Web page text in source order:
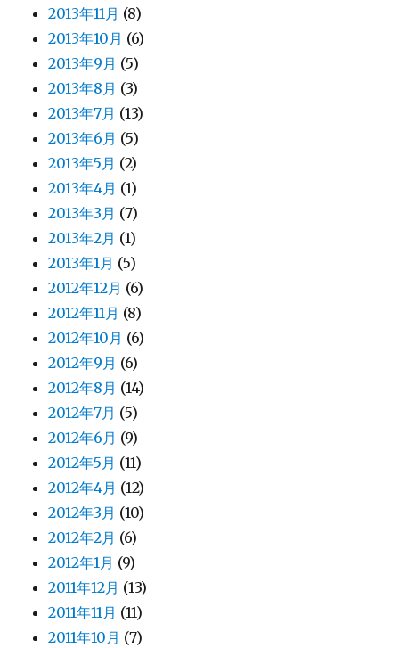
2013年11月 (8)
2013年10月 (6)
2013年9月 (5)
2013年8月 (3)
2013年7月 (13)
2013年6月 (5)
2013年5月 (2)
2013年4月 (1)
2013年3月 (7)
2013年2月 (1)
2013年1月 (5)
2012年12月 (6)
2012年11月 (8)
2012年10月 (6)
2012年9月 (6)
2012年8月 (14)
2012年7月 (5)
2012年6月 (9)
2012年5月 (11)
2012年4月 (12)
2012年3月 (10)
2012年2月 (6)
2012年1月 (9)
2011年12月 (13)
2011年11月 (11)
2011年10月 (7)